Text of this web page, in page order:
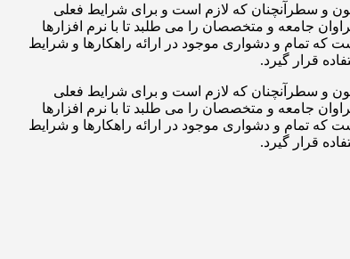
و سطرآنچنان که لازم است و برای شرایط فعلی
جامعه و متخصصان را می طلبد تا با نرم افزارها
تمام و دشواری موجود در ارائه راهکارها و شرایط
قرار گیرد.
و سطرآنچنان که لازم است و برای شرایط فعلی
جامعه و متخصصان را می طلبد تا با نرم افزارها
تمام و دشواری موجود در ارائه راهکارها و شرایط
قرار گیرد.